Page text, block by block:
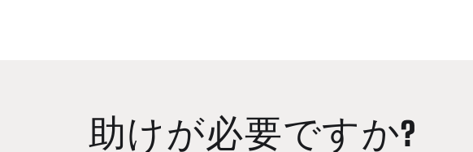
助けが必要ですか?